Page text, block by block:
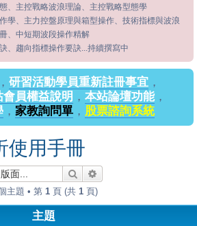
、主控戰略波浪理論、主控戰略型態學
學、主力控盤原理與箱型操作、技術指標與波浪
、中短期波段操作精解
、趨向指標操作要訣...持續撰寫中
， 研習活動學員重新註冊事宜 ，
員權益說明 ， 本站論壇功能，
， 家教詢問單， 股票諮詢系統
使用手冊
搜尋
主題 • 第 1頁 (共 1頁)
主題